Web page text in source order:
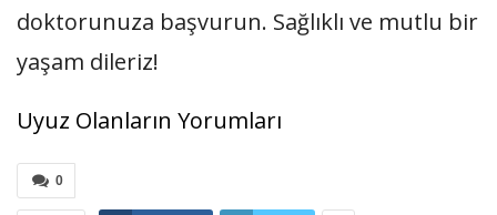
doktorunuza başvurun. Sağlıklı ve mutlu bir
yaşam dileriz!
Uyuz Olanların Yorumları
0